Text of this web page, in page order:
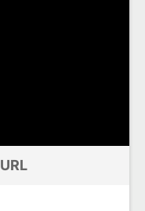
URL